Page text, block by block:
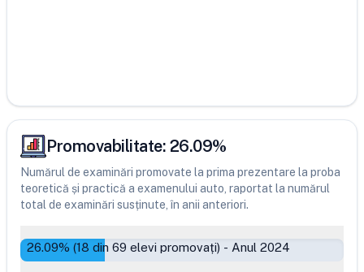
Promovabilitate: 26.09%
Numărul de examinări promovate la prima prezentare la proba
teoretică și practică a examenului auto, raportat la numărul
total de examinări susținute, în anii anteriori.
26.09% (18 din 69 elevi promovați) - Anul 2024